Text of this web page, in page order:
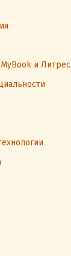
и Литрес